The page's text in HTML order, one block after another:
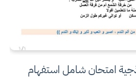
امتحان شامل استفهام